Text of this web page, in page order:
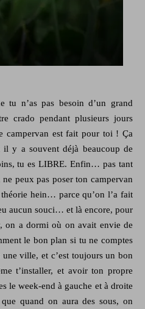
tu n’as pas besoin d’un grand
crado pendant plusieurs jours
campervan est fait pour toi ! Ça
il y a souvent déjà beaucoup de
tu es LIBRE. Enfin… pas tant
peux pas poser ton campervan
hein… parce qu’on l’a fait
aucun souci… et là encore, pour
on a dormi où on avait envie de
le bon plan si tu ne comptes
une ville, et c’est toujours un bon
t’installer, et avoir ton propre
le week-end à gauche et à droite
quand on aura des sous, on